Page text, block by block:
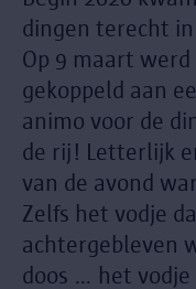
dingen terecht
Op 9 maart
gekoppeld aan
animo voor de
de rij! Letterlijk
van de avond
Zelfs het vodje
achtergebleven
doos … het